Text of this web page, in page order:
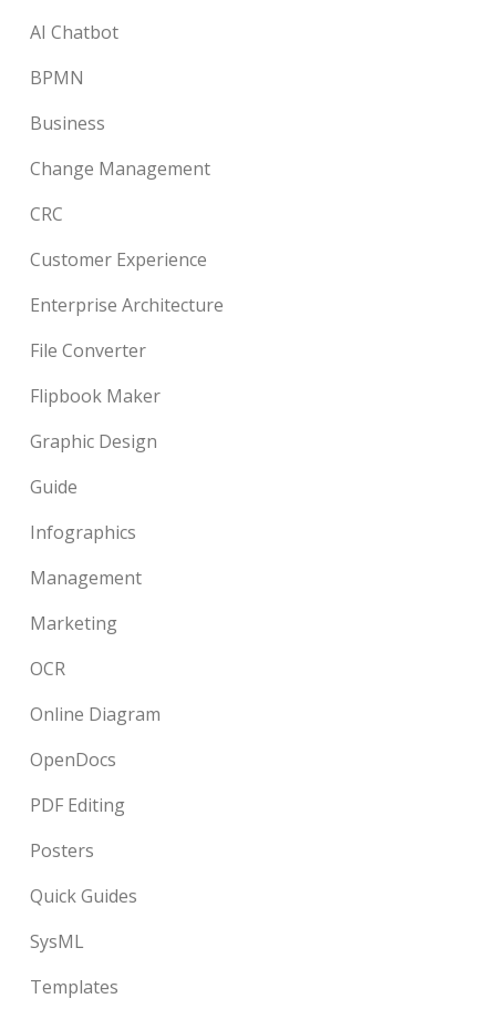
AI Chatbot
BPMN
Business
Change Management
CRC
Customer Experience
Enterprise Architecture
File Converter
Flipbook Maker
Graphic Design
Guide
Infographics
Management
Marketing
OCR
Online Diagram
OpenDocs
PDF Editing
Posters
Quick Guides
SysML
Templates